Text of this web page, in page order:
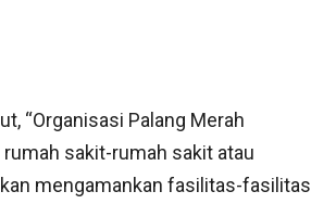
“Organisasi Palang Merah
sakit-rumah sakit atau
mengamankan fasilitas-fasilitas